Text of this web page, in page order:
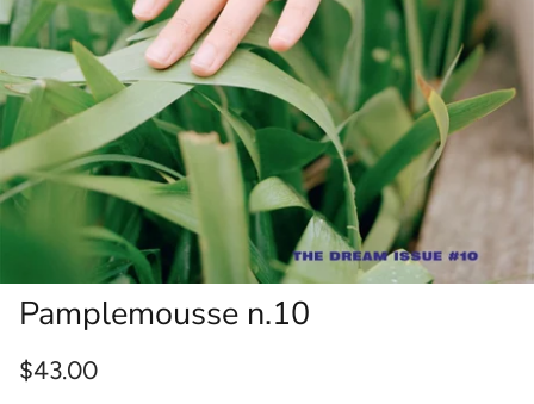
Pamplemousse n.10
$43.00